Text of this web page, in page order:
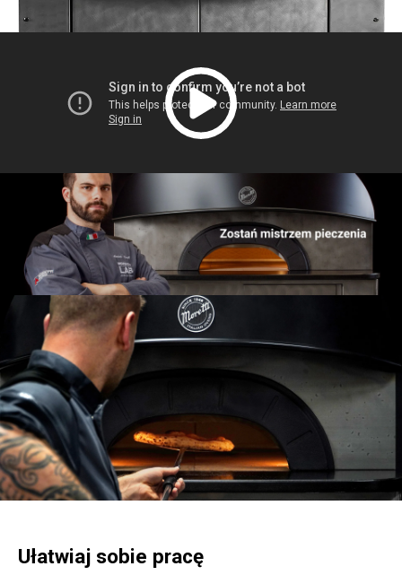
Ułatwiaj sobie pracę